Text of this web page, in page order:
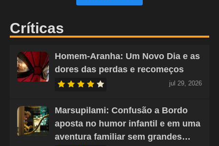
Críticas
Homem-Aranha: Um Novo Dia e as
dores das perdas e recomeços
jul 29, 2026
Marsupilami: Confusão a Bordo
aposta no humor infantil e em uma
aventura familiar sem grandes…